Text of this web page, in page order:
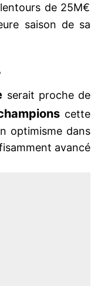
de 25M€
saison de sa
serait proche de
cette
optimisme dans
avancé